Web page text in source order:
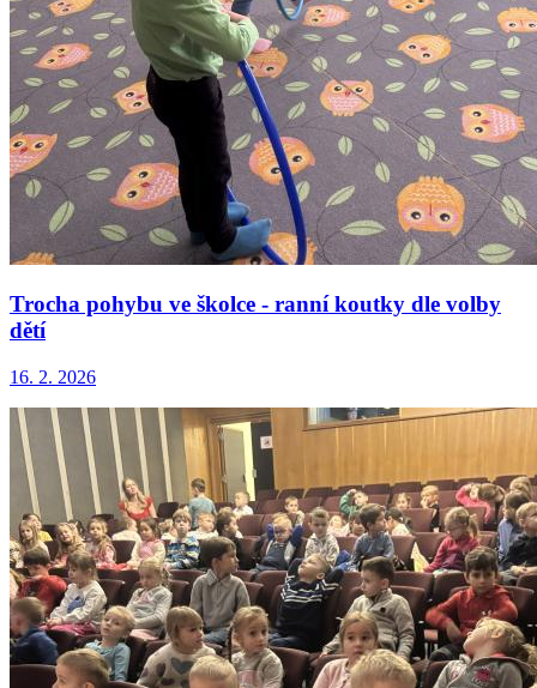
Trocha pohybu ve školce - ranní koutky dle volby
dětí
16. 2. 2026